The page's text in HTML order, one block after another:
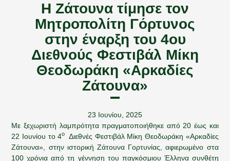
Η Ζάτουνα τίμησε τον
Μητροπολίτη Γόρτυνος
στην έναρξη του 4ου
Διεθνούς Φεστιβάλ Μίκη
Θεοδωράκη «Αρκαδίες
Ζάτουνα»
23 Ιουνίου, 2025
Με ξεχωριστή λαμπρότητα πραγματοποιήθηκε από 20 έως και
22 Ιουνίου το 4ο
Διεθνές Φεστιβάλ Μίκη Θεοδωράκη «Αρκαδίες
Ζάτουνα», στην ιστορική Ζάτουνα Γορτυνίας, αφιερωμένο στα
100 χρόνια από τη γέννηση του παγκόσμιου Έλληνα συνθέτη